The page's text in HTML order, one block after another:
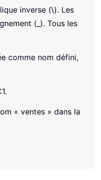
inverse (\). Les
(_). Tous les
comme nom défini,
« ventes » dans la